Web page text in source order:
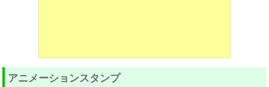
アニメーションスタンプ